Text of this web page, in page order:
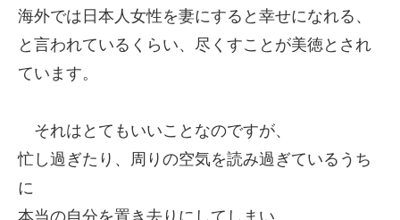
海外では日本人女性を妻にすると幸せになれる、
と言われているくらい、尽くすことが美徳とされ
ています。
それはとてもいいことなのですが、
忙し過ぎたり、 周りの空気を読み過ぎているうち
に